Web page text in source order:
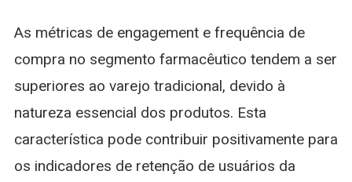
As métricas de engagement e frequência de
compra no segmento farmacêutico tendem a ser
superiores ao varejo tradicional, devido à
natureza essencial dos produtos. Esta
característica pode contribuir positivamente para
os indicadores de retenção de usuários da